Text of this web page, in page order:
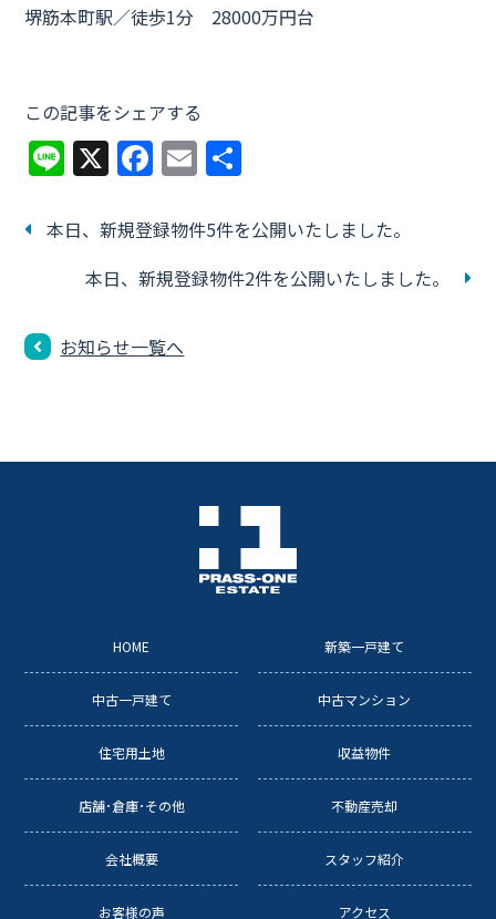
堺筋本町駅／徒歩1分 28000万円台
この記事をシェアする
Li
n
e
X F
a
c
e
b
o
o
E
m
ai
l
本日、新規登録物件5件を公開いたしました。
本日、新規登録物件2件を公開いたしました。
お知らせ一覧へ
HOME 新築一戸建て
中古一戸建て 中古マンション
住宅用土地 収益物件
店舗･倉庫･その他 不動産売却
会社概要 スタッフ紹介
お客様の声 アクセス